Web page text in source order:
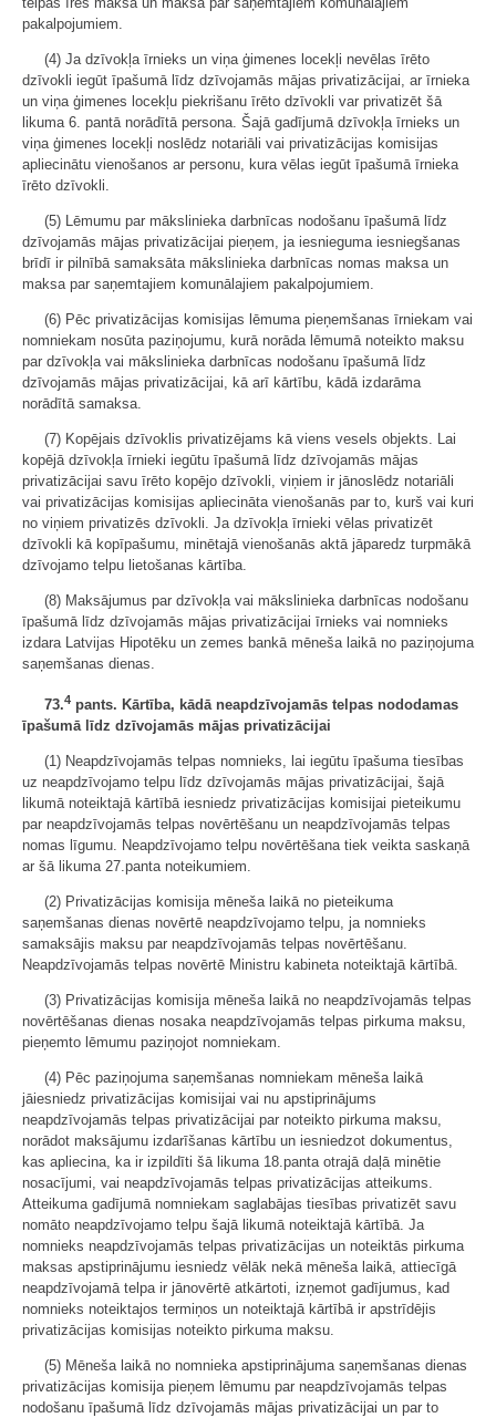
pakalpojumiem.
(4) Ja dzīvokļa īrnieks un viņa ģimenes locekļi nevēlas īrēto
dzīvokli iegūt īpašumā līdz dzīvojamās mājas privatizācijai, ar īrnieka
un viņa ģimenes locekļu piekrišanu īrēto dzīvokli var privatizēt šā
likuma 6. pantā norādītā persona. Šajā gadījumā dzīvokļa īrnieks un
viņa ģimenes locekļi noslēdz notariāli vai privatizācijas komisijas
apliecinātu vienošanos ar personu, kura vēlas iegūt īpašumā īrnieka
īrēto dzīvokli.
(5) Lēmumu par mākslinieka darbnīcas nodošanu īpašumā līdz
dzīvojamās mājas privatizācijai pieņem, ja iesnieguma iesniegšanas
brīdī ir pilnībā samaksāta mākslinieka darbnīcas nomas maksa un
maksa par saņemtajiem komunālajiem pakalpojumiem.
(6) Pēc privatizācijas komisijas lēmuma pieņemšanas īrniekam vai
nomniekam nosūta paziņojumu, kurā norāda lēmumā noteikto maksu
par dzīvokļa vai mākslinieka darbnīcas nodošanu īpašumā līdz
dzīvojamās mājas privatizācijai, kā arī kārtību, kādā izdarāma
norādītā samaksa.
(7) Kopējais dzīvoklis privatizējams kā viens vesels objekts. Lai
kopējā dzīvokļa īrnieki iegūtu īpašumā līdz dzīvojamās mājas
privatizācijai savu īrēto kopējo dzīvokli, viņiem ir jānoslēdz notariāli
vai privatizācijas komisijas apliecināta vienošanās par to, kurš vai kuri
no viņiem privatizēs dzīvokli. Ja dzīvokļa īrnieki vēlas privatizēt
dzīvokli kā kopīpašumu, minētajā vienošanās aktā jāparedz turpmākā
dzīvojamo telpu lietošanas kārtība.
(8) Maksājumus par dzīvokļa vai mākslinieka darbnīcas nodošanu
īpašumā līdz dzīvojamās mājas privatizācijai īrnieks vai nomnieks
izdara Latvijas Hipotēku un zemes bankā mēneša laikā no paziņojuma
saņemšanas dienas.
73.4 pants. Kārtība, kādā neapdzīvojamās telpas nododamas
īpašumā līdz dzīvojamās mājas privatizācijai
(1) Neapdzīvojamās telpas nomnieks, lai iegūtu īpašuma tiesības
uz neapdzīvojamo telpu līdz dzīvojamās mājas privatizācijai, šajā
likumā noteiktajā kārtībā iesniedz privatizācijas komisijai pieteikumu
par neapdzīvojamās telpas novērtēšanu un neapdzīvojamās telpas
nomas līgumu. Neapdzīvojamo telpu novērtēšana tiek veikta saskaņā
ar šā likuma 27.panta noteikumiem.
(2) Privatizācijas komisija mēneša laikā no pieteikuma
saņemšanas dienas novērtē neapdzīvojamo telpu, ja nomnieks
samaksājis maksu par neapdzīvojamās telpas novērtēšanu.
Neapdzīvojamās telpas novērtē Ministru kabineta noteiktajā kārtībā.
(3) Privatizācijas komisija mēneša laikā no neapdzīvojamās telpas
novērtēšanas dienas nosaka neapdzīvojamās telpas pirkuma maksu,
pieņemto lēmumu paziņojot nomniekam.
(4) Pēc paziņojuma saņemšanas nomniekam mēneša laikā
jāiesniedz privatizācijas komisijai vai nu apstiprinājums
neapdzīvojamās telpas privatizācijai par noteikto pirkuma maksu,
norādot maksājumu izdarīšanas kārtību un iesniedzot dokumentus,
kas apliecina, ka ir izpildīti šā likuma 18.panta otrajā daļā minētie
nosacījumi, vai neapdzīvojamās telpas privatizācijas atteikums.
Atteikuma gadījumā nomniekam saglabājas tiesības privatizēt savu
nomāto neapdzīvojamo telpu šajā likumā noteiktajā kārtībā. Ja
nomnieks neapdzīvojamās telpas privatizācijas un noteiktās pirkuma
maksas apstiprinājumu iesniedz vēlāk nekā mēneša laikā, attiecīgā
neapdzīvojamā telpa ir jānovērtē atkārtoti, izņemot gadījumus, kad
nomnieks noteiktajos termiņos un noteiktajā kārtībā ir apstrīdējis
privatizācijas komisijas noteikto pirkuma maksu.
(5) Mēneša laikā no nomnieka apstiprinājuma saņemšanas dienas
privatizācijas komisija pieņem lēmumu par neapdzīvojamās telpas
nodošanu īpašumā līdz dzīvojamās mājas privatizācijai un par to